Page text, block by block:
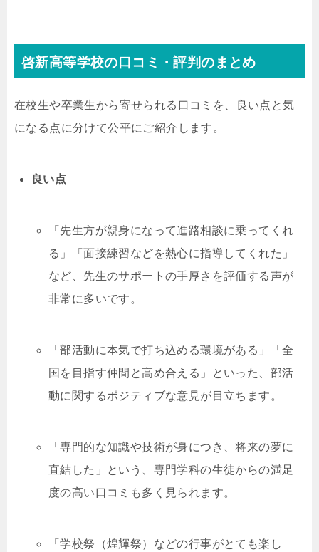
啓新高等学校の口コミ・評判のまとめ
在校生や卒業生から寄せられる口コミを、良い点と気
になる点に分けて公平にご紹介します。
良い点
「先生方が親身になって進路相談に乗ってくれ
る」「面接練習などを熱心に指導してくれた」
など、先生のサポートの手厚さを評価する声が
非常に多いです。
「部活動に本気で打ち込める環境がある」「全
国を目指す仲間と高め合える」といった、部活
動に関するポジティブな意見が目立ちます。
「専門的な知識や技術が身につき、将来の夢に
直結した」という、専門学科の生徒からの満足
度の高い口コミも多く見られます。
「学校祭（煌輝祭）などの行事がとても楽し